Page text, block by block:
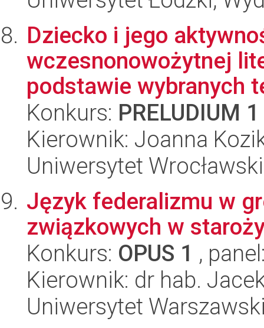
Dziecko i jego
wczesnonowożytnej
podstawie wybranych
Konkurs: PRELUDIUM 1
Kierownik: Joanna
Uniwersytet
Język federalizmu w
związkowych w
Konkurs: OPUS 1 ,
Kierownik: dr hab.
Uniwersytet